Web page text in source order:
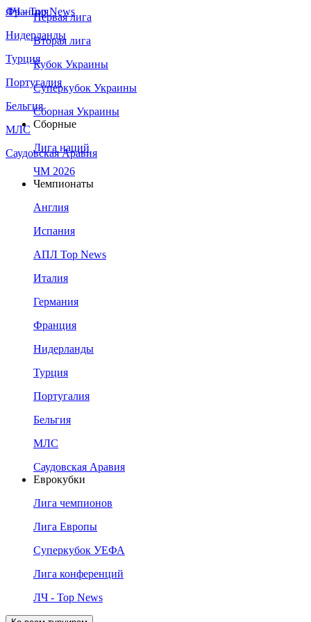
Франция
Нидерланды
Турция
Португалия
Бельгия
МЛС
Саудовская Аравия
ЛЧ - Top News
Первая лига
Вторая лига
Кубок Украины
Суперкубок Украины
Сборная Украины
Сборные
Лига наций
ЧМ 2026
Чемпионаты
Англия
Испания
АПЛ Top News
Италия
Германия
Франция
Нидерланды
Турция
Португалия
Бельгия
МЛС
Саудовская Аравия
Еврокубки
Лига чемпионов
Лига Европы
Суперкубок УЕФА
Лига конференций
ЛЧ - Top News